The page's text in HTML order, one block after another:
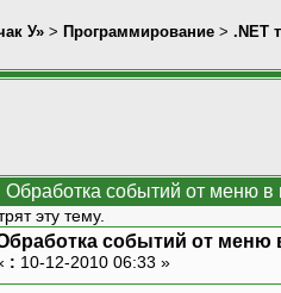
У» > Программирование > .NET
Обработка событий от меню в
эту тему.
событий от меню
: 10-12-2010 06:33 »